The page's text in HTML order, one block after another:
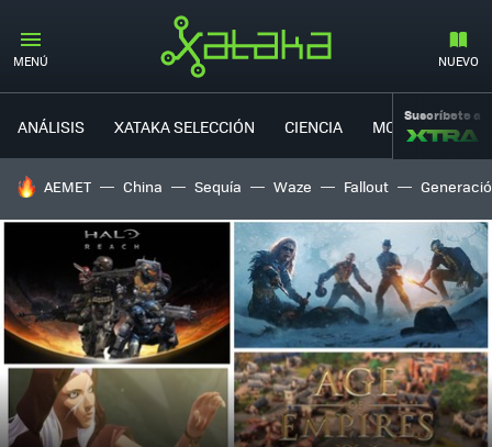
MENÚ NUEVO
ANÁLISIS XATAKA SELECCIÓN CIENCIA MOVILIDAD
Suscríbete a
HOY SE HABLA DE
AEMET China Sequía Waze Fallout